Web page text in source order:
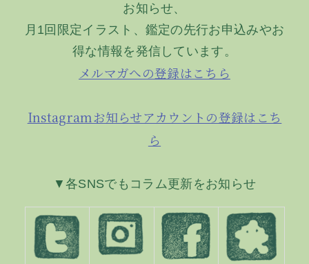
お知らせ、
月1回限定イラスト、鑑定の先行お申込みやお
得な情報を発信しています。
メルマガへの登録はこちら
Instagramお知らせアカウントの登録はこち
ら
▼各SNSでもコラム更新をお知らせ